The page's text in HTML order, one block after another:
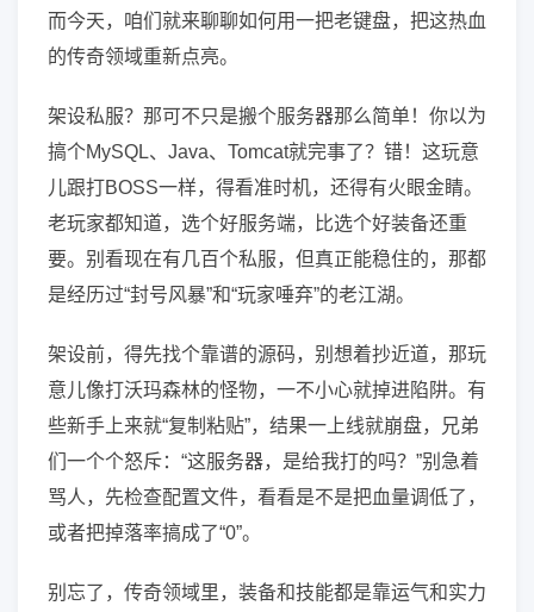
而今天，咱们就来聊聊如何用一把老键盘，把这热血
的传奇领域重新点亮。
架设私服？那可不只是搬个服务器那么简单！你以为
搞个MySQL、Java、Tomcat就完事了？错！这玩意
儿跟打BOSS一样，得看准时机，还得有火眼金睛。
老玩家都知道，选个好服务端，比选个好装备还重
要。别看现在有几百个私服，但真正能稳住的，那都
是经历过“封号风暴”和“玩家唾弃”的老江湖。
架设前，得先找个靠谱的源码，别想着抄近道，那玩
意儿像打沃玛森林的怪物，一不小心就掉进陷阱。有
些新手上来就“复制粘贴”，结果一上线就崩盘，兄弟
们一个个怒斥：“这服务器，是给我打的吗？”别急着
骂人，先检查配置文件，看看是不是把血量调低了，
或者把掉落率搞成了“0”。
别忘了，传奇领域里，装备和技能都是靠运气和实力